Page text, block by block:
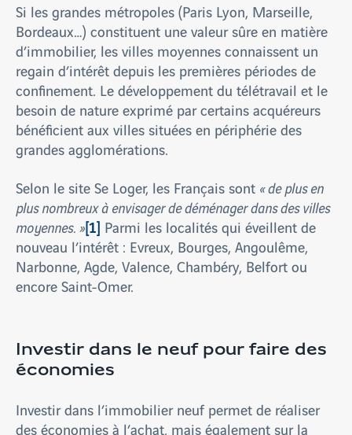
Si les grandes métropoles (Paris Lyon, Marseille,
Bordeaux…) constituent une valeur sûre en matière
d’immobilier, les villes moyennes connaissent un
regain d’intérêt depuis les premières périodes de
confinement. Le développement du télétravail et le
besoin de nature exprimé par certains acquéreurs
bénéficient aux villes situées en périphérie des
grandes agglomérations.
Selon le site Se Loger, les Français sont « de plus en
plus nombreux à envisager de déménager dans des villes
moyennes. »[1] Parmi les localités qui éveillent de
nouveau l’intérêt : Evreux, Bourges, Angoulême,
Narbonne, Agde, Valence, Chambéry, Belfort ou
encore Saint-Omer.
Investir dans le neuf pour faire des
économies
Investir dans l’immobilier neuf permet de réaliser
des économies à l’achat, mais également sur la